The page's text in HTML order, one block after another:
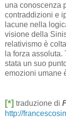
una conoscenza
contraddizioni e
lacune nella
visione della
relativismo è
la forza
stata un suo
emozioni umane
[*] traduzione di
http://